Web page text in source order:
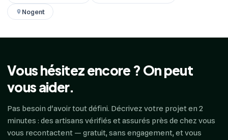
Nogent
Vous hésitez encore ? On peut
vous aider.
Pas besoin d'avoir tout défini. Décrivez votre projet en 2
minutes : des artisans vérifiés et assurés près de chez vous
vous recontactent — gratuit, sans engagement, et vous